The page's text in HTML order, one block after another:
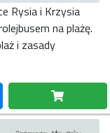
Rysia i Krzysia
na plażę.
i zasady